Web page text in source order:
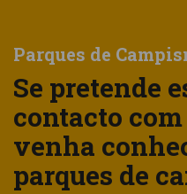
Parques de
Se pretende
contacto
venha
parques de